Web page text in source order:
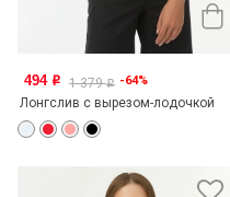
494 o 1 379o -64%
Лонгслив с вырезом-лодочкой